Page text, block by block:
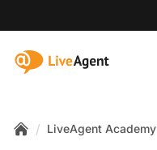
:site.title
/ LiveAgent Academy